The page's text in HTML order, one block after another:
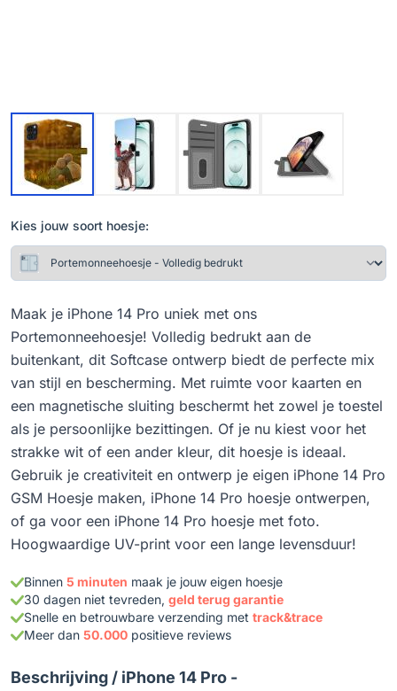
Kies jouw soort hoesje:
Maak je iPhone 14 Pro uniek met ons
Portemonneehoesje! Volledig bedrukt aan de
buitenkant, dit Softcase ontwerp biedt de perfecte mix
van stijl en bescherming. Met ruimte voor kaarten en
een magnetische sluiting beschermt het zowel je toestel
als je persoonlijke bezittingen. Of je nu kiest voor het
strakke wit of een ander kleur, dit hoesje is ideaal.
Gebruik je creativiteit en ontwerp je eigen iPhone 14 Pro
GSM Hoesje maken, iPhone 14 Pro hoesje ontwerpen,
of ga voor een iPhone 14 Pro hoesje met foto.
Hoogwaardige UV-print voor een lange levensduur!
Binnen 5 minuten maak je jouw eigen hoesje
30 dagen niet tevreden, geld terug garantie
Snelle en betrouwbare verzending met track&trace
Meer dan 50.000 positieve reviews
Beschrijving / iPhone 14 Pro -